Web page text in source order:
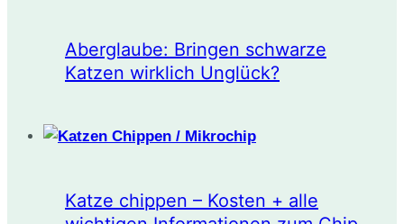
Aberglaube: Bringen schwarze
Katzen wirklich Unglück?
Katze chippen – Kosten + alle